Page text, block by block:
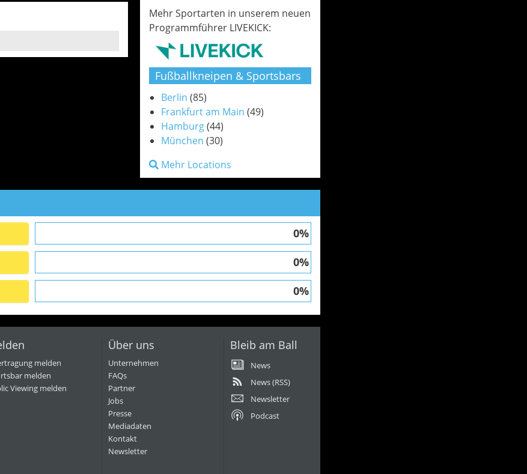
Mehr Sportarten in unserem neuen
Programmführer LIVEKICK:
Fußballkneipen & Sportsbars
Berlin (85)
Frankfurt am Main (49)
Hamburg(44)
München (30)
Mehr Locations
0%
0%
0%
melden
melden
Viewing melden
Über uns
Unternehmen
FAQs
Partner
Jobs
Presse
Mediadaten
Kontakt
Newsletter
Bleib am Ball
News
News (RSS)
Newsletter
Podcast